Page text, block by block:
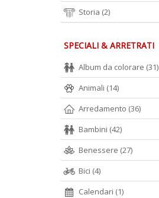
Storia (2)
SPECIALI & ARRETRATI
Album da colorare (31)
Animali (14)
Arredamento (36)
Bambini (42)
Benessere (27)
Bici (4)
Calendari (1)